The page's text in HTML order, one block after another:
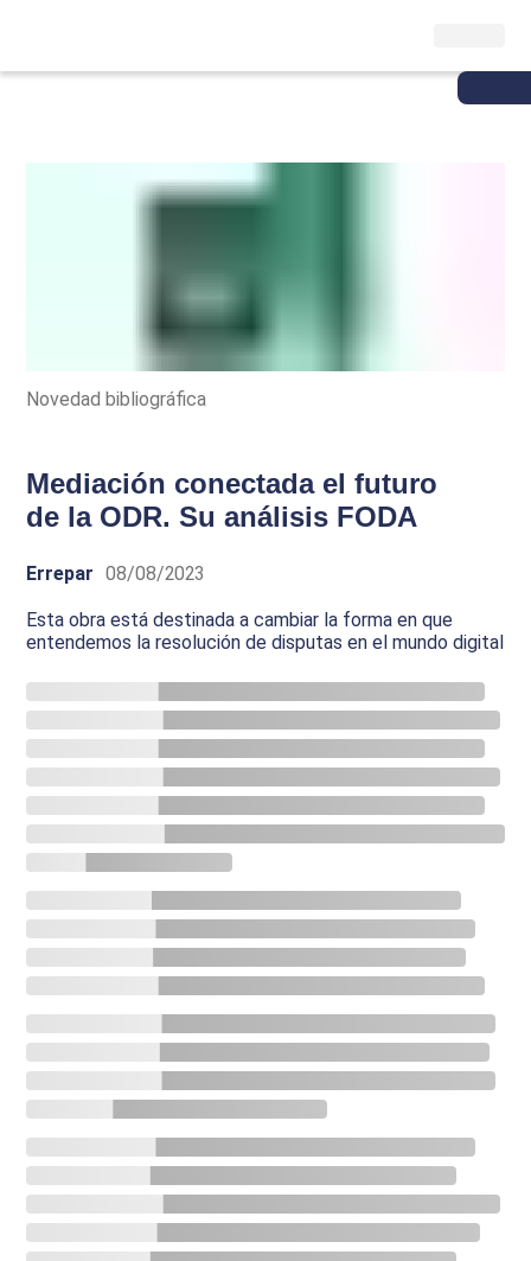
Novedad bibliográfica
Mediación conectada el futuro
de la ODR. Su análisis FODA
Errepar 08/08/2023
Esta obra está destinada a cambiar la forma en que
entendemos la resolución de disputas en el mundo digital